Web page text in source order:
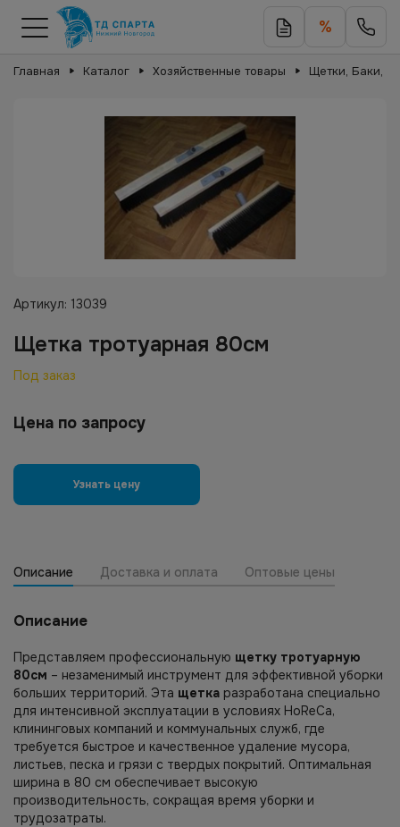
%
Главная Каталог Хозяйственные товары Щетки, Баки,
Артикул: 13039
Щетка тротуарная 80см
Под заказ
Цена по запросу
Узнать цену
Описание Доставка и оплата Оптовые цены
Описание
Представляем профессиональную щетку тротуарную
80см – незаменимый инструмент для эффективной уборки
больших территорий. Эта щетка разработана специально
для интенсивной эксплуатации в условиях HoReCa,
клининговых компаний и коммунальных служб, где
требуется быстрое и качественное удаление мусора,
листьев, песка и грязи с твердых покрытий. Оптимальная
ширина в 80 см обеспечивает высокую
производительность, сокращая время уборки и
трудозатраты.